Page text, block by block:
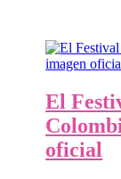
El
oficial